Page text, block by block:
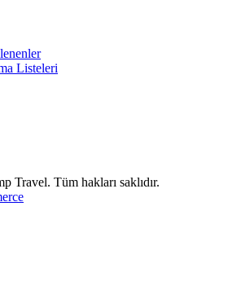
Listeleri
Travel. Tüm hakları saklıdır.